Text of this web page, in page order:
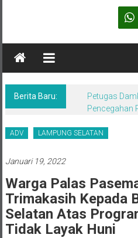
Menyikap
Dan
Tegas
Berita Baru:
Petugas
Pencegahan
ADV LAMPUNG SELATAN
Januari 19, 2022
Warga Palas
Trimakasih Kepada
Selatan Atas
Tidak Layak Huni